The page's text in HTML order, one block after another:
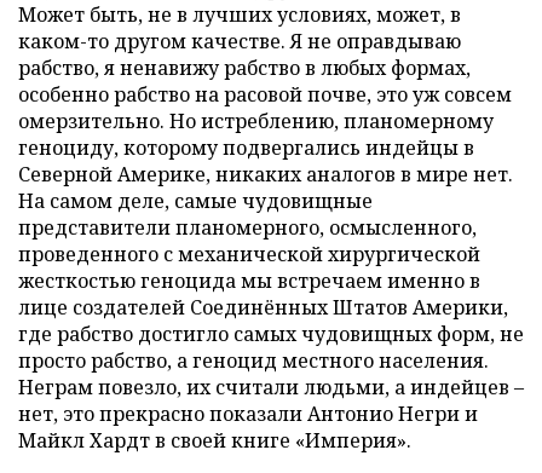
Может быть, не в лучших условиях, может, в
каком-то другом качестве. Я не оправдываю
рабство, я ненавижу рабство в любых формах,
особенно рабство на расовой почве, это уж совсем
омерзительно. Но истреблению, планомерному
геноциду, которому подвергались индейцы в
Северной Америке, никаких аналогов в мире нет.
На самом деле, самые чудовищные
представители планомерного, осмысленного,
проведенного с механической хирургической
жесткостью геноцида мы встречаем именно в
лице создателей Соединённых Штатов Америки,
где рабство достигло самых чудовищных форм, не
просто рабство, а геноцид местного населения.
Неграм повезло, их считали людьми, а индейцев –
нет, это прекрасно показали Антонио Негри и
Майкл Хардт в своей книге «Империя».